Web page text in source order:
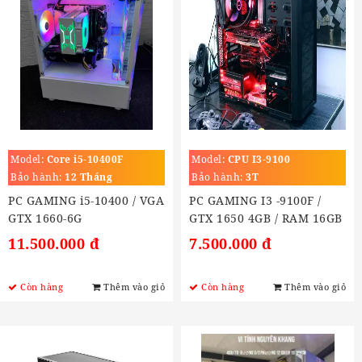
Model: Core i5-10400F
Bảo hành: 12 Tháng
PC GAMING i5-10400 / VGA
GTX 1660-6G
11.500.000 đ
Còn hàng Thêm vào giỏ
Model: CPU I3-9100
Bảo hành: 3T
PC GAMING I3 -9100F /
GTX 1650 4GB / RAM 16GB
/ SSD 240Gb
7.500.000 đ
Còn hàng Thêm vào giỏ